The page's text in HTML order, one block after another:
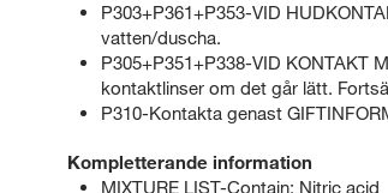
P303+P361+P353-VID
vatten/duscha.
P305+P351+P338-VID KONTAKT
kontaktlinser om det går lätt.
P310-Kontakta genast
Kompletterande information
MIXTURE LIST-Contain: Nitric acid